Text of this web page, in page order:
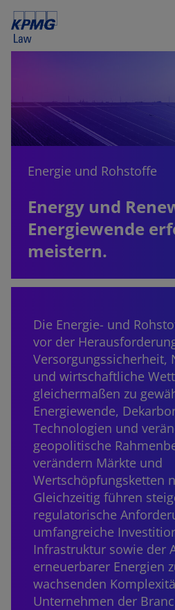
Energie und Rohstoffe
Energy und
Energiewende
meistern.
Die Energie- und
vor der
Versorgungssicherheit,
und wirtschaftliche
gleichermaßen zu
Energiewende,
Technologien und
geopolitische
verändern Märkte und
Wertschöpfungsketten
Gleichzeitig führen
regulatorische
umfangreiche
Infrastruktur sowie der
erneuerbarer Energien
wachsenden
Unternehmen der